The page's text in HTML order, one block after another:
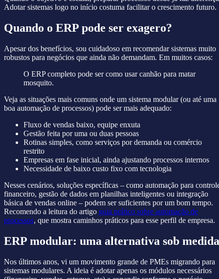
Adotar sistemas logo no início costuma facilitar o crescimento futuro.
Quando o ERP pode ser exagero?
Apesar dos benefícios, sou cuidadoso em recomendar sistemas muito
robustos para negócios que ainda não demandam. Em muitos casos:
O ERP completo pode ser como usar canhão para matar
mosquito.
Veja as situações mais comuns onde um sistema modular (ou até uma
boa automação de processos) pode ser mais adequado:
Fluxo de vendas baixo, equipe enxuta
Gestão feita por uma ou duas pessoas
Rotinas simples, como serviços por demanda ou comércio
restrito
Empresas em fase inicial, ainda ajustando processos internos
Necessidade de baixo custo fixo com tecnologia
Nesses cenários, soluções específicas – como automação para
financeiro, gestão de dados em planilhas inteligentes ou integração
básica de vendas online – podem ser suficientes por um bom tempo.
Recomendo a leitura do artigo guia prático sobre automação de
processos, que mostra caminhos práticos para esse perfil de empresa.
ERP modular: uma alternativa sob medida
Nos últimos anos, vi um movimento grande de PMEs migrando para
sistemas modulares. A ideia é adotar apenas os módulos necessários